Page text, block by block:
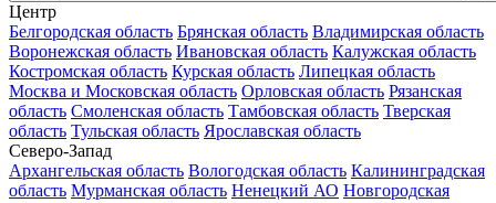
Центр
Белгородская область Брянская область Владимирская область
Воронежская область Ивановская область Калужская область
Костромская область Курская область Липецкая область
Москва и Московская область Орловская область Рязанская
область Смоленская область Тамбовская область Тверская
область Тульская область Ярославская область
Северо-Запад
Архангельская область Вологодская область Калининградская
область Мурманская область Ненецкий АО Новгородская